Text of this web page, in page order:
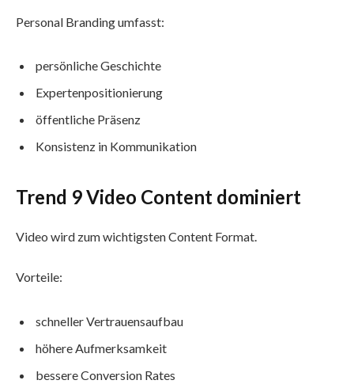
Personal Branding umfasst:
persönliche Geschichte
Expertenpositionierung
öffentliche Präsenz
Konsistenz in Kommunikation
Trend 9 Video Content dominiert
Video wird zum wichtigsten Content Format.
Vorteile:
schneller Vertrauensaufbau
höhere Aufmerksamkeit
bessere Conversion Rates